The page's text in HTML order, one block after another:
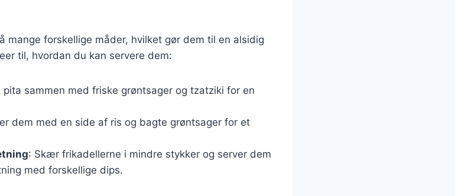
mange forskellige måder, hvilket gør dem til en alsidig
til, hvordan du kan servere dem:
sammen med friske grøntsager og tzatziki for en
dem med en side af ris og bagte grøntsager for et
: Skær frikadellerne i mindre stykker og server dem
med forskellige dips.